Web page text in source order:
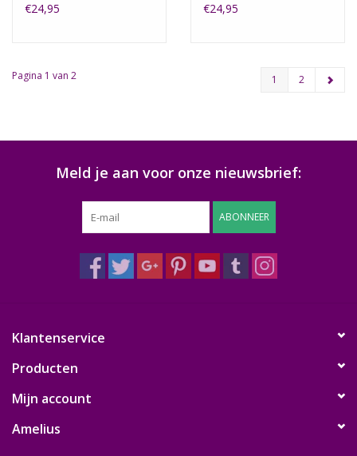
€24,95
€24,95
Pagina 1 van 2 1 2
Meld je aan voor onze nieuwsbrief:
ABONNEER
Klantenservice
Producten
Mijn account
Amelius